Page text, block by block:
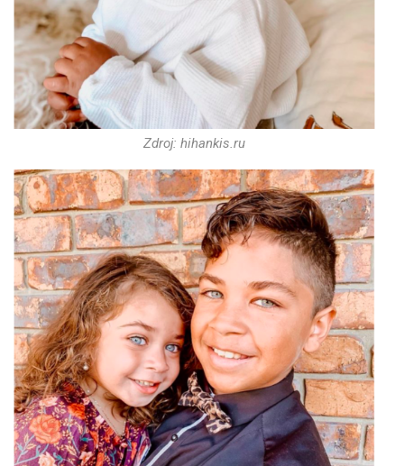
Zdroj: hihankis.ru